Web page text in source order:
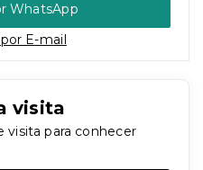
WhatsApp
E-mail
visita
visita para conhecer